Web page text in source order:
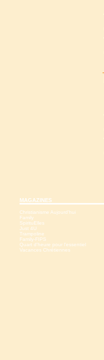
MAGAZINES
Christianisme Aujourd'hui
Family
SpirituElles
Just 4U
Trampoline
Family-FIPS
Quart d'heure pour l'essentiel
Vacances Chrétiennes